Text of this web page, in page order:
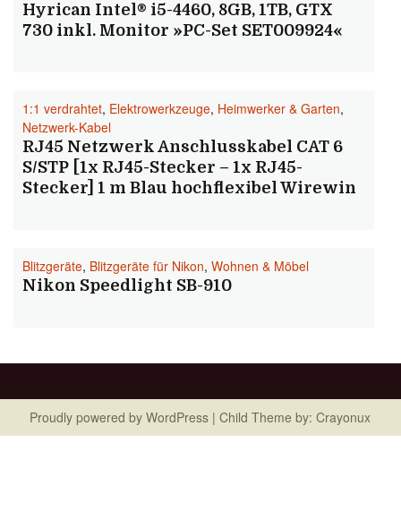
Hyrican Intel® i5-4460, 8GB, 1TB, GTX
730 inkl. Monitor »PC-Set SET009924«
1:1 verdrahtet, Elektrowerkzeuge, Heimwerker & Garten,
Netzwerk-Kabel
RJ45 Netzwerk Anschlusskabel CAT 6
S/STP [1x RJ45-Stecker – 1x RJ45-
Stecker] 1 m Blau hochflexibel Wirewin
Blitzgeräte, Blitzgeräte für Nikon, Wohnen & Möbel
Nikon Speedlight SB-910
Proudly powered by WordPress | Child Theme by: Crayonux